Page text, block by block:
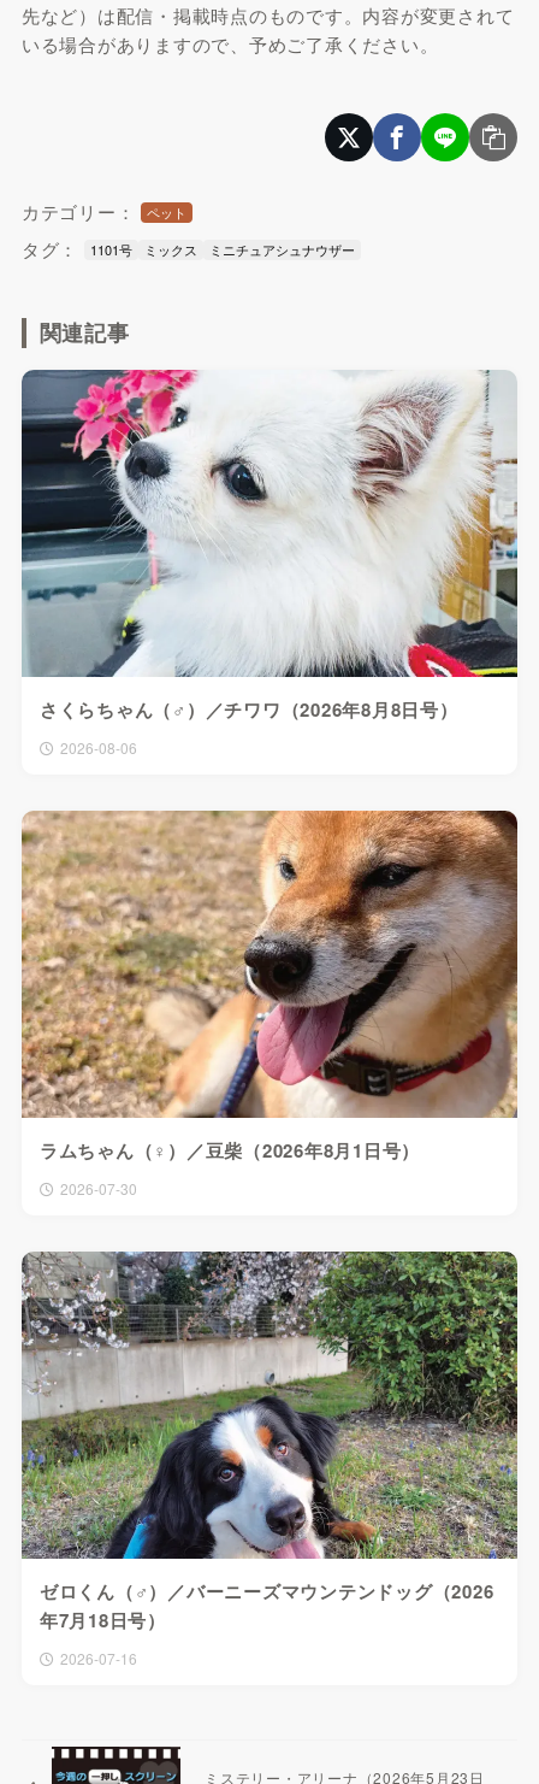
先など）は配信・掲載時点のものです。内容が変更されて
いる場合がありますので、予めご了承ください。
カテゴリー： ペット
タグ： 1101号 ミックス ミニチュアシュナウザー
関連記事
さくらちゃん（♂）／チワワ（2026年8月8日号）
2026-08-06
ラムちゃん（♀）／豆柴（2026年8月1日号）
2026-07-30
ゼロくん（♂）／バーニーズマウンテンドッグ（2026
年7月18日号）
2026-07-16
ミステリー・アリーナ（2026年5月23日